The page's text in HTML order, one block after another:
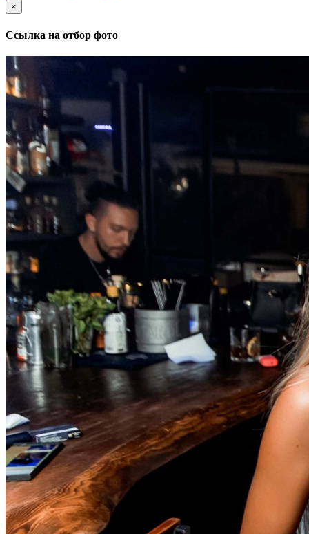
×
Ссылка на отбор фото